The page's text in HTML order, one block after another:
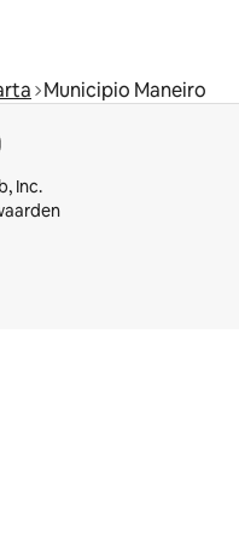
Municipio Maneiro
Inc.